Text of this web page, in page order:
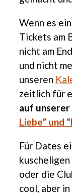
Wenn es
Tickets am
nicht am
und nicht
unseren
zeitlich für
auf
Liebe” und
Für Dates
kuscheligen
oder die
cool, aber in